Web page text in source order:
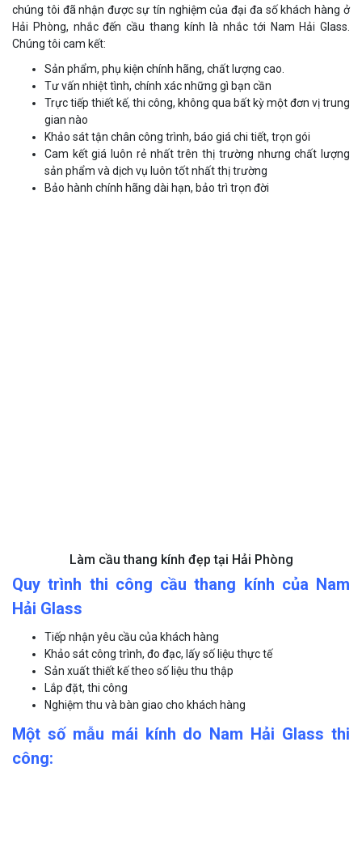
chúng tôi đã nhận được sự tín nghiệm của đại đa số khách hàng ở
Hải Phòng, nhắc đến cầu thang kính là nhắc tới Nam Hải Glass.
Chúng tôi cam kết:
Sản phẩm, phụ kiện chính hãng, chất lượng cao.
Tư vấn nhiệt tình, chính xác những gì bạn cần
Trực tiếp thiết kế, thi công, không qua bất kỳ một đơn vị trung
gian nào
Khảo sát tận chân công trình, báo giá chi tiết, trọn gói
Cam kết giá luôn rẻ nhất trên thị trường nhưng chất lượng
sản phẩm và dịch vụ luôn tốt nhất thị trường
Bảo hành chính hãng dài hạn, bảo trì trọn đời
Làm cầu thang kính đẹp tại Hải Phòng
Quy trình thi công cầu thang kính của Nam
Hải Glass
Tiếp nhận yêu cầu của khách hàng
Khảo sát công trình, đo đạc, lấy số liệu thực tế
Sản xuất thiết kế theo số liệu thu thập
Lắp đặt, thi công
Nghiệm thu và bàn giao cho khách hàng
Một số mẫu mái kính do Nam Hải Glass thi
công: